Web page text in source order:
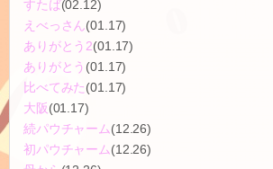
ギャラリー
最近の投稿
すたば
(02.12)
えべっさん
(01.17)
ありがとう2
ありがとう
(01.17)
(01.17)